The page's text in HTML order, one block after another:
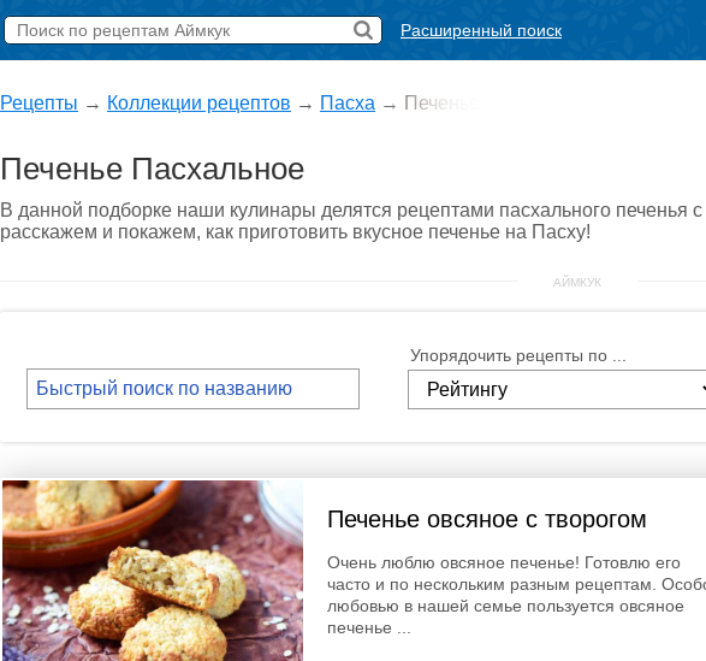
Расширенный поиск
Рецепты → Коллекции рецептов → Пасха → Печенье
Печенье Пасхальное
В данной подборке наши кулинары делятся рецептами пасхального
расскажем и покажем, как приготовить вкусное печенье на Пасху!
АЙМКУК
Упорядочить рецепты по ...
Печенье овсяное с творогом
Очень люблю овсяное печенье! Готовлю его
часто и по нескольким разным рецептам.
любовью в нашей семье пользуется овсяное
печенье ...